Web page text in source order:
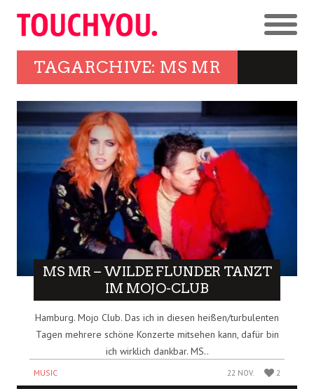
TAGARCHIVE: MS MR
MS MR – WILDE FLUNDER TANZT
IM MOJO-CLUB
Hamburg. Mojo Club. Das ich in diesen heißen/turbulenten
Tagen mehrere schöne Konzerte mitsehen kann, dafür bin
ich wirklich dankbar. MS..
MUSIC 22 NOV. 2